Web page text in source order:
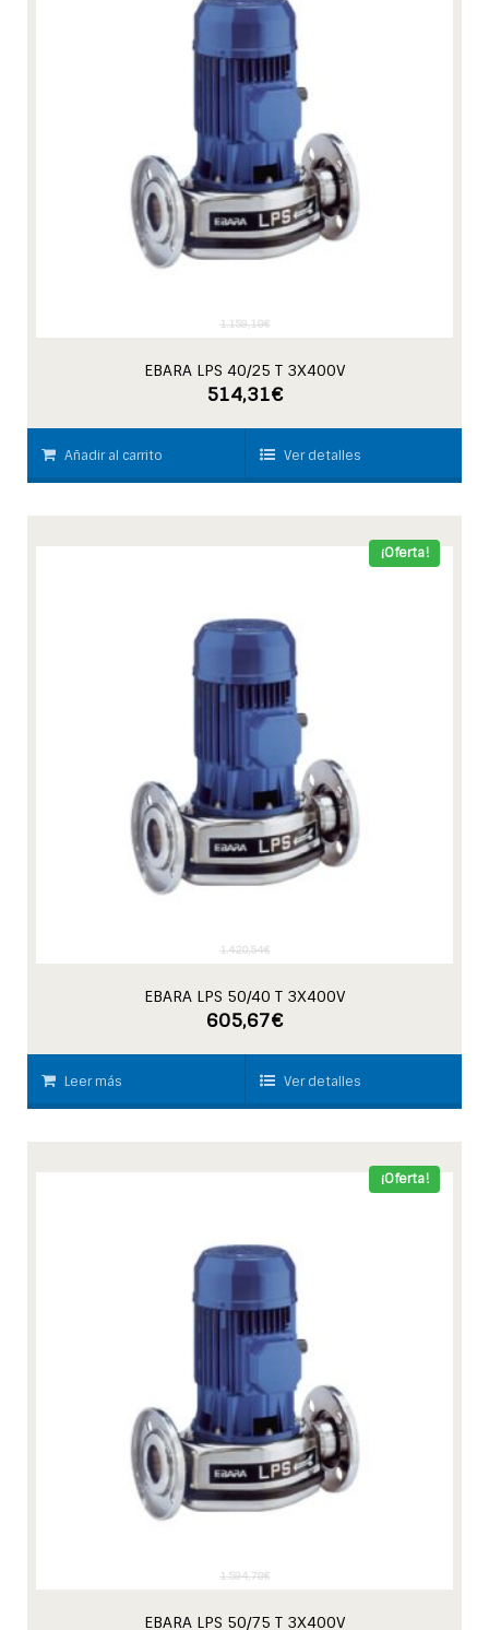
EBARA LPS 40/25 T 3X400V
1.159,18€
514,31€
Añadir al carrito Ver detalles
¡Oferta!
EBARA LPS 50/40 T 3X400V
1.420,54€
605,67€
Leer más Ver detalles
¡Oferta!
EBARA LPS 50/75 T 3X400V
1.594,78€